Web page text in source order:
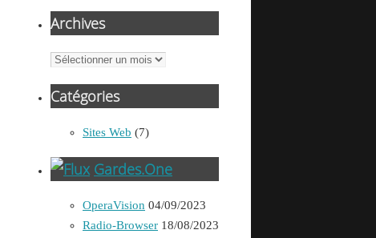
Archives
Archives
Catégories
Sites Web (7)
Gardes.One
OperaVision 04/09/2023
Radio-Browser 18/08/2023